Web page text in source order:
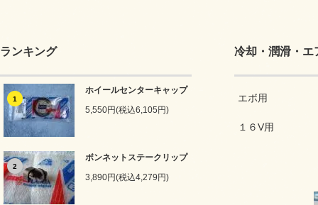
ランキング
1
ホイールセンターキャップ
5,550円(税込6,105円)
2
ボンネットステークリップ
3,890円(税込4,279円)
冷却・潤滑・エ
エボ用
１６V用